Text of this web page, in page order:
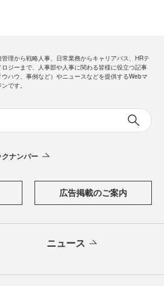
管理から戦略人事、日常業務からキャリアパス、HRテ
ロジーまで、人事部や人事に関わる皆様に役立つ記事
ウハウ、事例など）やニュースなどを提供するWebマ
です。
クナンバー
広告掲載のご案内
ニュース